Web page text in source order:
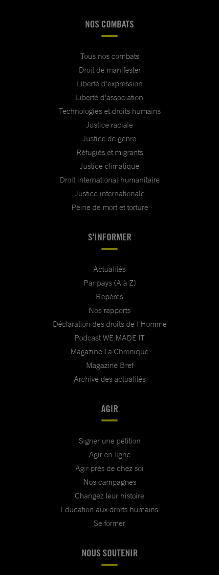
NOS COMBATS
Tous nos combats
Droit de manifester
Liberté d'expression
Liberté d'association
Technologies et droits humains
Justice raciale
Justice de genre
Réfugiés et migrants
Justice climatique
Droit international humanitaire
Justice internationale
Peine de mort et torture
S'INFORMER
Actualités
Par pays (A à Z)
Repères
Nos rapports
Déclaration des droits de l'Homme
Podcast WE MADE IT
Magazine La Chronique
Magazine Bref
Archive des actualités
AGIR
Signer une pétition
Agir en ligne
Agir près de chez soi
Nos campagnes
Changez leur histoire
Education aux droits humains
Se former
NOUS SOUTENIR